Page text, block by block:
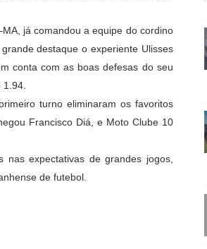
já comandou a equipe do cordino
destaque o experiente Ulisses
conta com as boas defesas do seu
turno eliminaram os favoritos
Francisco Diá, e Moto Clube 10
expectativas de grandes jogos,
de futebol.